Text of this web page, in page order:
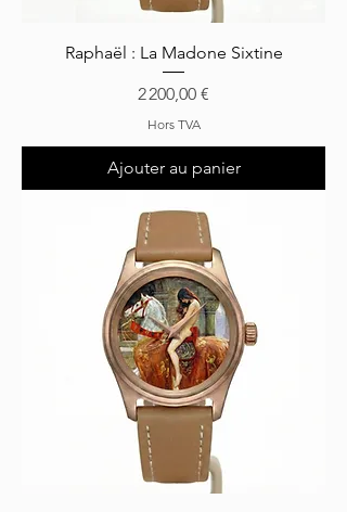
Raphaël : La Madone Sixtine
Prix
2 200,00 €
Hors TVA
Ajouter au panier